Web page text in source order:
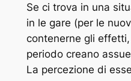
Se ci trova in una
in le gare (per le
contenerne gli
periodo creano
La percezione di